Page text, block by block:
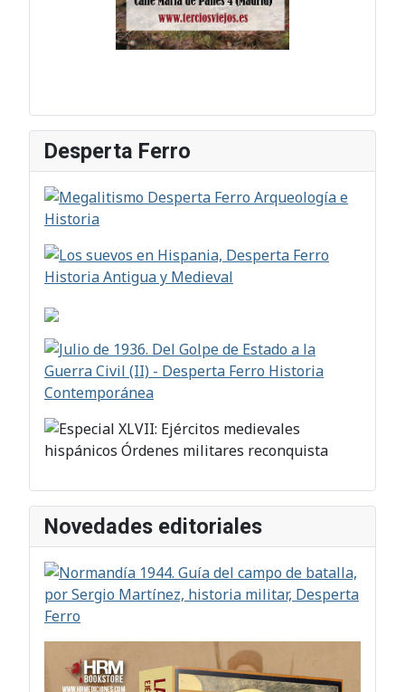
Desperta Ferro
Novedades editoriales